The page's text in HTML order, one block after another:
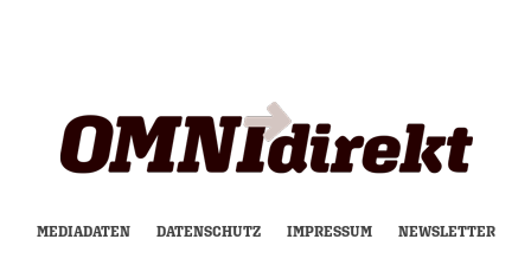
MEDIADATEN DATENSCHUTZ IMPRESSUM NEWSLETTER